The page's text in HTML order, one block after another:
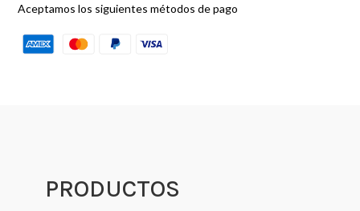
Aceptamos los siguientes métodos de pago
PRODUCTOS